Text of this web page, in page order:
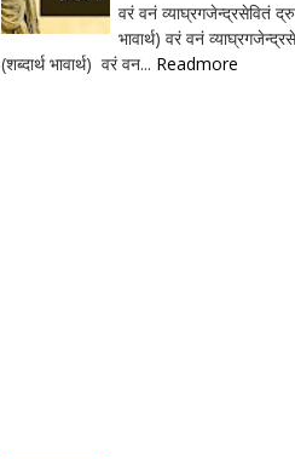
वरं वनं व्याघ्रगजेन्द्रसेवितं
भावार्थ) वरं वनं
(शब्दार्थ भावार्थ) वरं वन... Readmore